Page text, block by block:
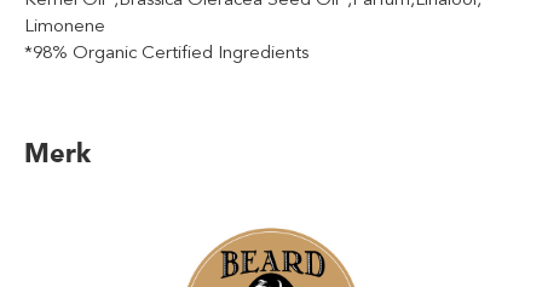
Limonene
*98% Organic Certified Ingredients
Merk